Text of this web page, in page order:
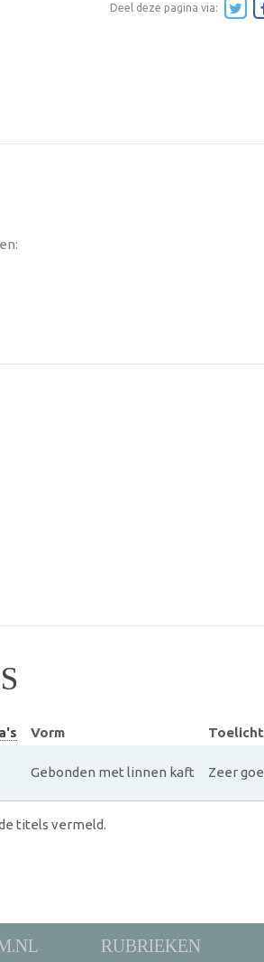
Deel deze pagina via:
Vorm
Gebonden met linnen kaft Zeer
titels vermeld.
RUBRIEKEN